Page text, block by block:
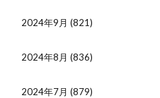
2024年9月 (821)
2024年8月 (836)
2024年7月 (879)